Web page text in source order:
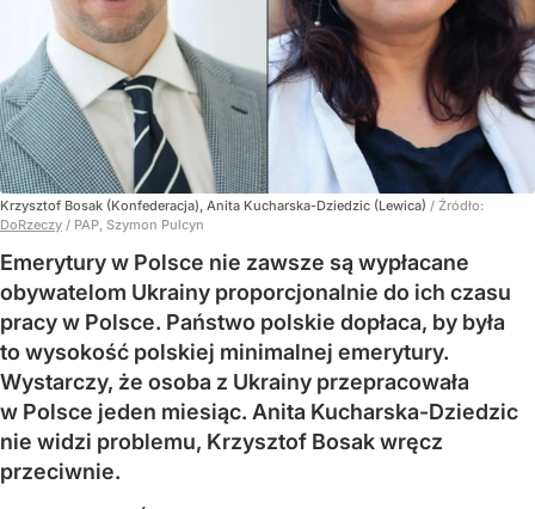
Krzysztof Bosak (Konfederacja), Anita Kucharska-Dziedzic (Lewica) / Źródło:
DoRzeczy / PAP, Szymon Pulcyn
Emerytury w Polsce nie zawsze są wypłacane
obywatelom Ukrainy proporcjonalnie do ich czasu
pracy w Polsce. Państwo polskie dopłaca, by była
to wysokość polskiej minimalnej emerytury.
Wystarczy, że osoba z Ukrainy przepracowała
w Polsce jeden miesiąc. Anita Kucharska-Dziedzic
nie widzi problemu, Krzysztof Bosak wręcz
przeciwnie.